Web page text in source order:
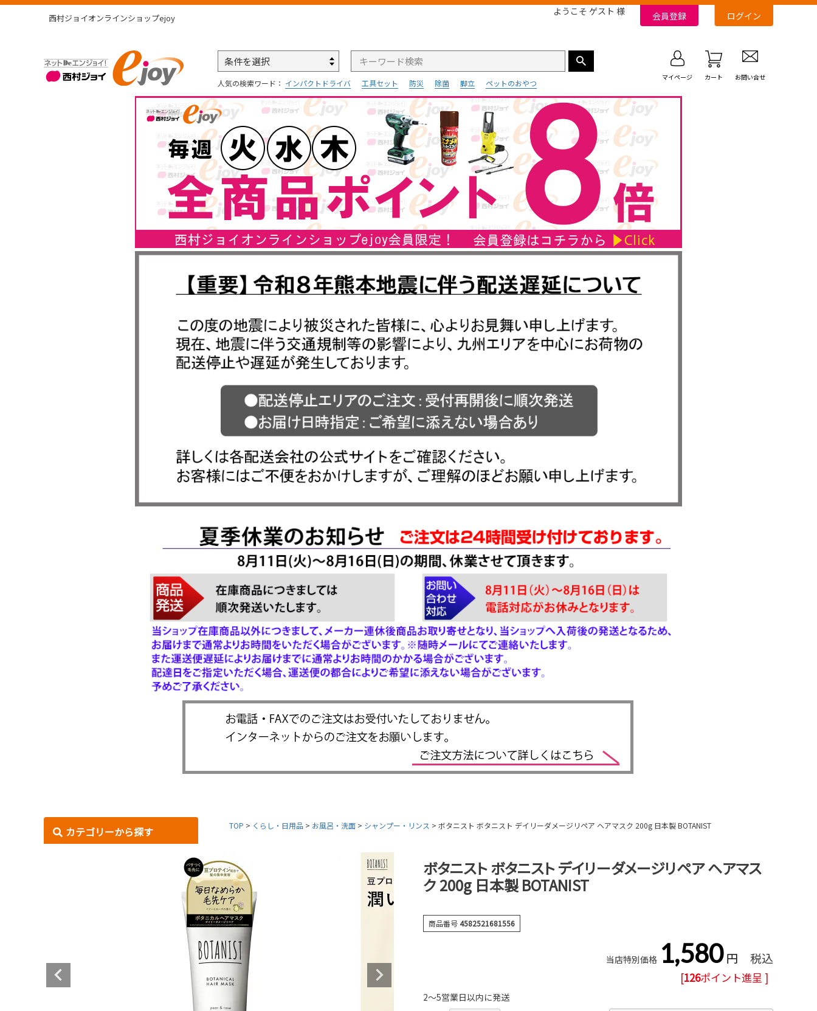
西村ジョイオンラインショップejoy
ようこそ ゲスト 様 会員登録 ログイン
検索
人気の検索ワード： インパクトドライバ 工具セット 防災 除菌 脚立 ペットのおやつ
マイページ カート お問い合せ
カテゴリーから探す TOP くらし・日用品 お風呂・洗面 シャンプー・リンス ボタニスト ボタニスト デイリーダメージリペア ヘアマスク 200g 日本製 BOTANIST
ボタニスト ボタニスト デイリーダメージリペア ヘアマス
ク 200g 日本製 BOTANIST
商品番号4582521681556
当店特別価格 1,580 税込
[126ポイント進呈 ]
2～5営業日以内に発送